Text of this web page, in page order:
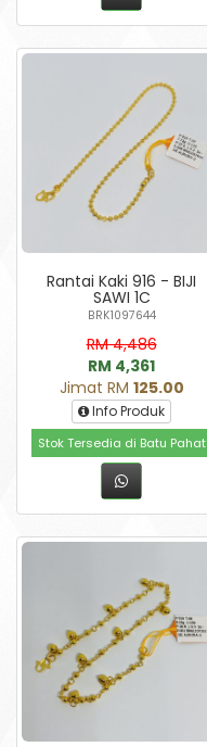
Rantai Kaki 916 - BIJI
SAWI 1C
BRK1097644
RM 4,486
RM 4,361
Jimat RM 125.00
Info Produk
Stok Tersedia di Batu Pahat